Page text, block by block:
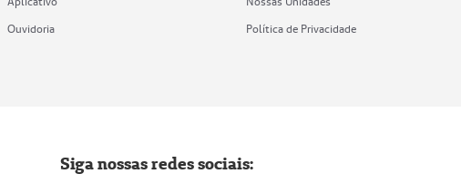
Ouvidoria
Política de Privacidade
Siga nossas redes sociais: